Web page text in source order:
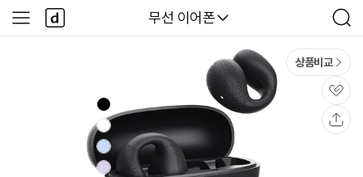
다나와
무선 이어폰
검
색
사
이
다
나
와
상품비교
관
심